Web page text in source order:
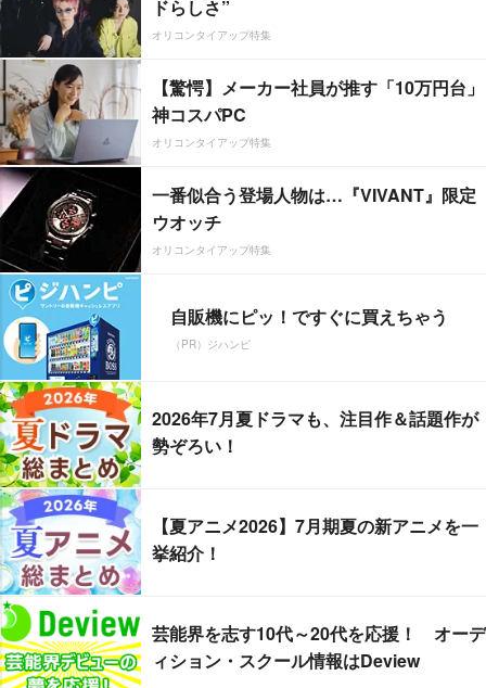
ドらしさ”
オリコンタイアップ特集
【驚愕】メーカー社員が推す「10万円台」
神コスパPC
オリコンタイアップ特集
一番似合う登場人物は…『VIVANT』限定
ウオッチ
オリコンタイアップ特集
自販機にピッ！ですぐに買えちゃう
（PR）ジハンピ
2026年7月夏ドラマも、注目作＆話題作が
勢ぞろい！
【夏アニメ2026】7月期夏の新アニメを一
挙紹介！
芸能界を志す10代～20代を応援！ オーデ
ィション・スクール情報はDeview